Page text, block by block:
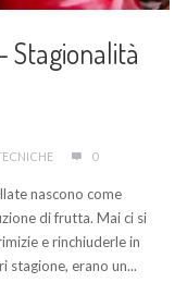
0
nascono come
di frutta. Mai ci si
e rinchiuderle in
stagione, erano un...